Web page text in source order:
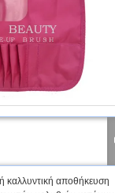
καλλυντική αποθήκευση